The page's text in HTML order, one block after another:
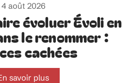
4 août 2026
évoluer Évoli en
le renommer :
cachées
savoir plus